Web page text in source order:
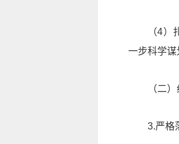
（4
一步科学谋
（二
3.严格